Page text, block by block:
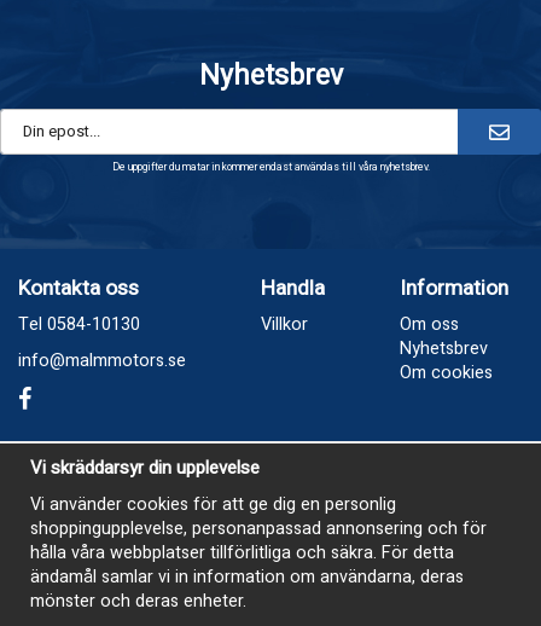
Nyhetsbrev
De uppgifter du matar in kommer endast användas till våra nyhetsbrev.
Kontakta oss
Tel 0584-10130
info@malmmotors.se
Handla
Villkor
Information
Om oss
Nyhetsbrev
Om cookies
Besök oss
Industrivägen 8, Laxå
Öppetider
Måndag - Tisdag 13-17
Onsdag Stängt
Vi skräddarsyr din upplevelse
Vi använder cookies för att ge dig en personlig
shoppingupplevelse, personanpassad annonsering och för
hålla våra webbplatser tillförlitliga och säkra. För detta
ändamål samlar vi in information om användarna, deras
mönster och deras enheter.